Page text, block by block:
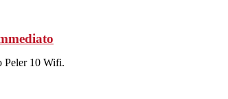
Peler 10 Wifi.